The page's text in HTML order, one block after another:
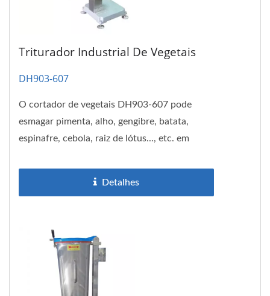
Triturador Industrial De Vegetais
DH903-607
O cortador de vegetais DH903-607 pode
esmagar pimenta, alho, gengibre, batata,
espinafre, cebola, raiz de lótus..., etc. em
Detalhes